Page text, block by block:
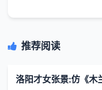
推荐阅读